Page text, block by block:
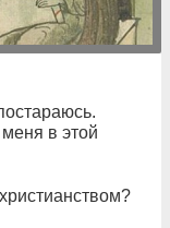
в этой